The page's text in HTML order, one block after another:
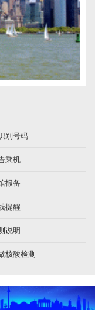
别号码
乘机
报备
提醒
说明
核酸检测